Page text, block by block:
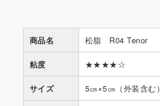
商品名 松脂 R04 Tenor
粘度 ★★★★☆
サイズ 5㎝×5㎝（外装含む）